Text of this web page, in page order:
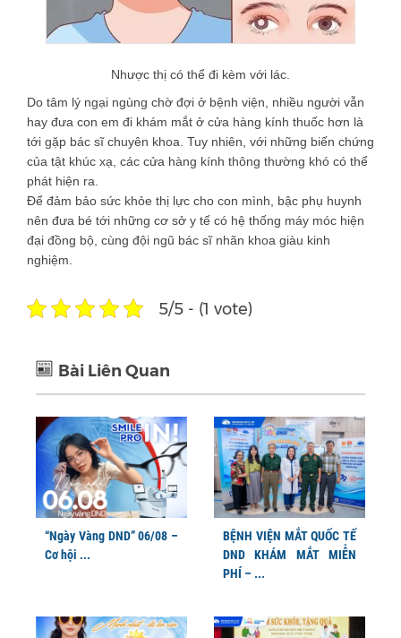
Nhược thị có thể đi kèm với lác.
Do tâm lý ngại ngùng chờ đợi ở bệnh viện, nhiều người vẫn
hay đưa con em đi khám mắt ở cửa hàng kính thuốc hơn là
tới gặp bác sĩ chuyên khoa. Tuy nhiên, với những biến chứng
của tật khúc xạ, các cửa hàng kính thông thường khó có thể
phát hiện ra.
Để đảm bảo sức khỏe thị lực cho con mình, bậc phụ huynh
nên đưa bé tới những cơ sở y tế có hệ thống máy móc hiện
đại đồng bộ, cùng đội ngũ bác sĩ nhãn khoa giàu kinh
nghiệm.
5/5 - (1 vote)
Bài Liên Quan
“Ngày Vàng DND” 06/08 –
Cơ hội ...
BỆNH VIỆN MẮT QUỐC TẾ
DND KHÁM MẮT MIỄN
PHÍ – ...